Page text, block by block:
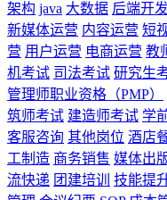
架构 java 大数据 后端开发
新媒体运营 内容运营 短
营 用户运营 电商运营 教
机考试 司法考试 研究生
管理师职业资格（PMP）
筑师考试 建造师考试 学
客服咨询 其他岗位 酒店
工制造 商务销售 媒体出
流快递 团建培训 技能提